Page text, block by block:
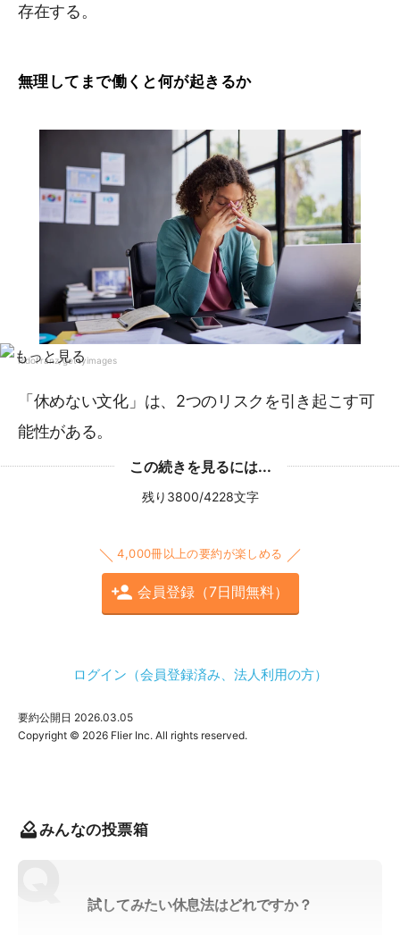
存在する。
無理してまで働くと何が起きるか
Ridofranz/gettyimages
「休めない文化」は、2つのリスクを引き起こす可
能性がある。
この続きを見るには...
残り3800/4228文字
4,000冊以上の要約が楽しめる
会員登録（7日間無料）
ログイン（会員登録済み、法人利用の方）
要約公開日 2026.03.05
みんなの投票箱
試してみたい休息法はどれですか？